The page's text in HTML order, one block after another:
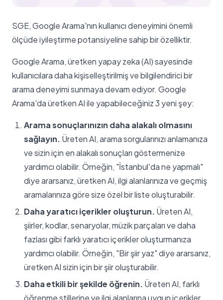
SGE, Google Arama'nın kullanıcı deneyimini önemli
ölçüde iyileştirme potansiyeline sahip bir özelliktir.
Google Arama, üretken yapay zeka (AI) sayesinde
kullanıcılara daha kişiselleştirilmiş ve bilgilendirici bir
arama deneyimi sunmaya devam ediyor. Google
Arama'da üretken AI ile yapabileceğiniz 3 yeni şey:
Arama sonuçlarınızın daha alakalı olmasını
sağlayın. Üreten AI, arama sorgularınızı anlamanıza
ve sizin için en alakalı sonuçları göstermenize
yardımcı olabilir. Örneğin, "İstanbul'da ne yapmalı"
diye ararsanız, üretken AI, ilgi alanlarınıza ve geçmiş
aramalarınıza göre size özel bir liste oluşturabilir.
Daha yaratıcı içerikler oluşturun. Üreten AI,
şiirler, kodlar, senaryolar, müzik parçaları ve daha
fazlası gibi farklı yaratıcı içerikler oluşturmanıza
yardımcı olabilir. Örneğin, "Bir şiir yaz" diye ararsanız,
üretken AI sizin için bir şiir oluşturabilir.
Daha etkili bir şekilde öğrenin. Üreten AI, farklı